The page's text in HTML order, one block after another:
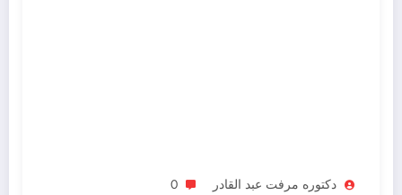
دكتوره مرفت عبد القادر 0